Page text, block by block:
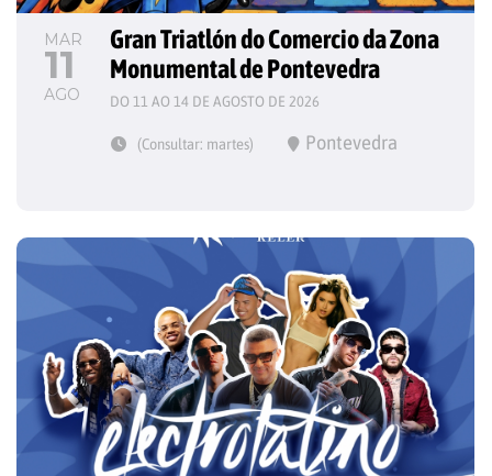
MAR
11
AGO
Gran Triatlón do Comercio da Zona
Monumental de Pontevedra
DO 11 AO 14 DE AGOSTO DE 2026
(Consultar: martes) Pontevedra